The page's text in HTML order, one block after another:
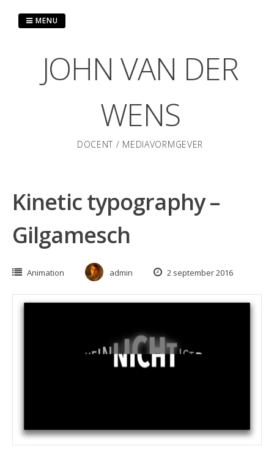
JOHN VAN DER
WENS
DOCENT / MEDIAVORMGEVER
MENU
Kinetic typography –
Gilgamesch
Animation admin 2 september 2016